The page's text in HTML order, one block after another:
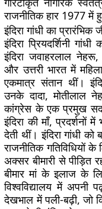
राजनीतिक हार 1977 में
इंदिरा गांधी का प्रारंभिक
इंदिरा प्रियदर्शिनी
इंदिरा जवाहरलाल नेहरू,
और उत्तरी भारत में
एकमात्र संतान थीं।
उनके दादा, मोतीलाल
कांग्रेस के एक प्रमुख
इंदिरा की माँ, प्रदर्शनों
देती थीं। इंदिरा गांधी
राजनीतिक गतिविधियों
अक्सर बीमारी से पीड़ित
बीमार मां के इलाज के
विश्वविद्यालय में अपनी
देखभाल में पली-बढ़ी, जो